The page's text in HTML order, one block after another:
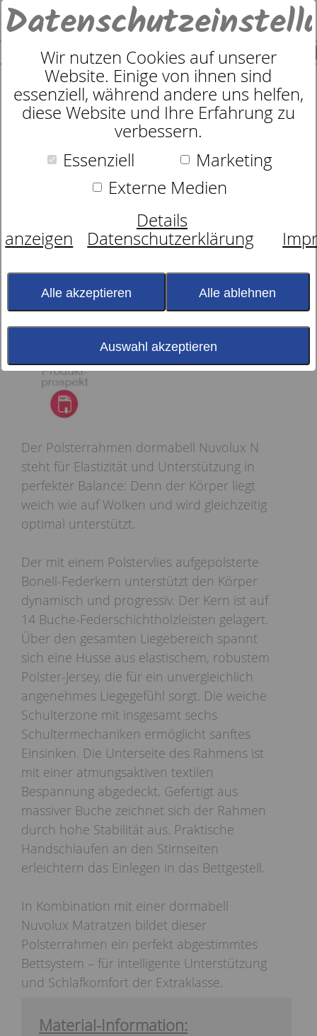
SUCHE
0
Rahmen
dormabell Nuvolux N
Der Polsterrahmen dormabell Nuvolux N
steht für Elastizität und Unterstützung in
perfekter Balance: Denn der Körper liegt
weich wie auf Wolken und wird gleichzeitig
optimal unterstützt.
Der mit einem Polstervlies aufgepolsterte
Bonell-Federkern unterstützt den Körper
dynamisch und progressiv. Der Kern ist auf
14 Buche-Federschichtholzleisten gelagert.
Über den gesamten Liegebereich spannt
sich eine Husse aus elastischem, robustem
Polster-Jersey, die für ein unvergleichlich
angenehmes Liegegefühl sorgt. Die weiche
Schulterzone mit insgesamt sechs
Schultermechaniken ermöglicht sanftes
Einsinken. Die Unterseite des Rahmens ist
mit einer atmungsaktiven textilen
Bespannung abgedeckt. Gefertigt aus
massiver Buche zeichnet sich der Rahmen
durch hohe Stabilität aus. Praktische
Handschlaufen an den Stirnseiten
erleichtern das Einlegen in das Bettgestell.
In Kombination mit einer dormabell
Nuvolux Matratzen bildet dieser
Polsterrahmen ein perfekt abgestimmtes
Bettsystem – für intelligente Unterstützung
und Schlafkomfort der Extraklasse.
Material-Information:
Wir nutzen Cookies auf unserer
Website. Einige von ihnen sind
essenziell, während andere uns helfen,
diese Website und Ihre Erfahrung zu
verbessern.
Essenziell
Marketing
Externe Medien
Details
anzeigen
Datenschutzerklärung
Alle akzeptieren Alle ablehnen
Auswahl akzeptieren